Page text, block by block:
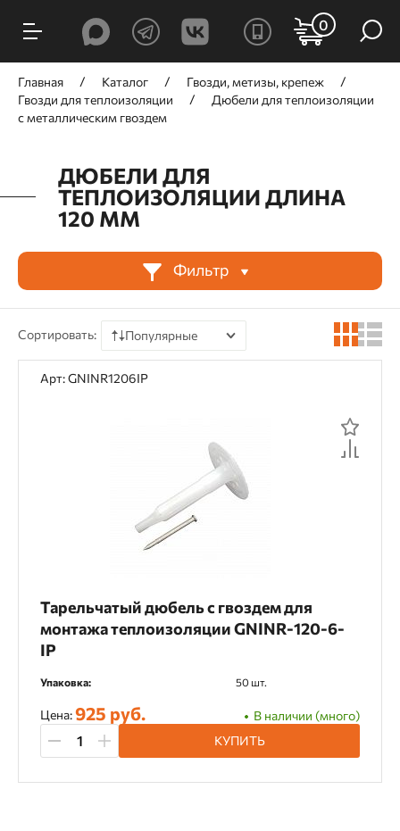
0
Главная Каталог
Гвозди, метизы, крепеж
Гвозди для теплоизоляции
Дюбели для теплоизоляции
с металлическим гвоздем
ДЮБЕЛИ ДЛЯ
ТЕПЛОИЗОЛЯЦИИ ДЛИНА
120 ММ
ФИЛЬТРЫ
Цена, ₽
Производитель
GNG DFast
Назначение
Материал применения
Газобетон
Тип крепежа
Длина
Фильтр
Сортировать: Популярные
Арт: GNINR1206IP
Тарельчатый дюбель с гвоздем для
монтажа теплоизоляции GNINR-120-6-
IP
Упаковка: 50 шт.
Цена:925 руб.
В наличии (много)
КУПИТЬ